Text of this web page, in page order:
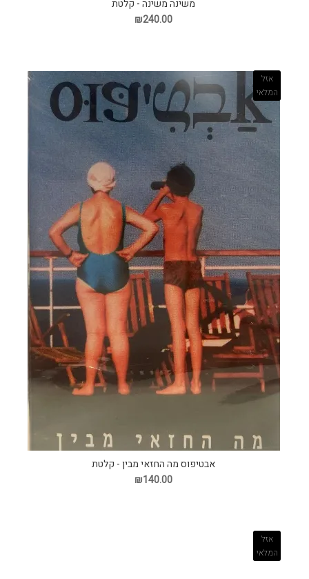
משינה משינה - קלטת
₪240.00
אזל
המלאי
אבטיפוס מה החזאי מבין - קלטת
₪140.00
אזל
המלאי